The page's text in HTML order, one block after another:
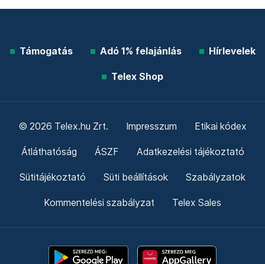
Támogatás Adó 1% felajánlás Hírlevelek
Telex Shop
© 2026 Telex.hu Zrt. Impresszum Etikai kódex
Átláthatóság ÁSZF Adatkezelési tájékoztató
Sütitájékoztató Süti beállítások Szabályzatok
Kommentelési szabályzat Telex Sales